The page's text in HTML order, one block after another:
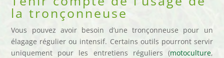
la tronçonneuse
Vous pouvez avoir besoin d’une tronçonneuse pour un
élagage régulier ou intensif. Certains outils pourront servir
uniquement pour les entretiens réguliers (motoculture,